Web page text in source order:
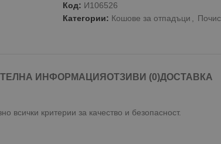
Код: И106526
Категории: Кошове за отпадъци
ИНФОРМАЦИЯ ОТЗИВИ (0)ДОСТАВКА
всички критерии за качество и безопасност.